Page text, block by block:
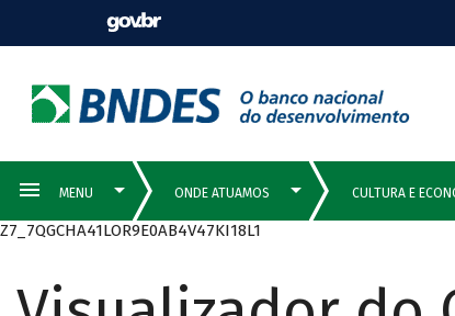
Z7_7QGCHA41LOR9E0AB4V47KI18L1